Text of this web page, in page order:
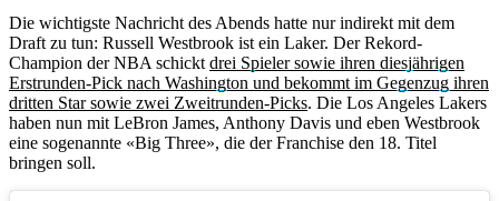
Die wichtigste Nachricht des Abends hatte nur indirekt mit dem
Draft zu tun: Russell Westbrook ist ein Laker. Der Rekord-
Champion der NBA schickt drei Spieler sowie ihren diesjährigen
Erstrunden-Pick nach Washington und bekommt im Gegenzug ihren
dritten Star sowie zwei Zweitrunden-Picks. Die Los Angeles Lakers
haben nun mit LeBron James, Anthony Davis und eben Westbrook
eine sogenannte «Big Three», die der Franchise den 18. Titel
bringen soll.